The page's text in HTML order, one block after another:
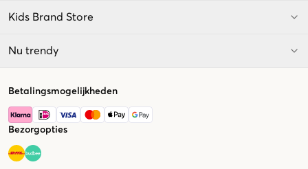
Kids Brand Store
Nu trendy
Betalingsmogelijkheden
Bezorgopties